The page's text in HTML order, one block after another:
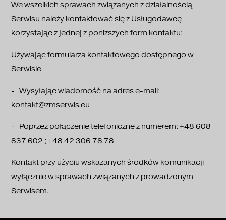
We wszelkich sprawach związanych z działalnością
Serwisu należy kontaktować się z Usługodawcę
korzystając z jednej z poniższych form kontaktu:
Używając formularza kontaktowego dostępnego w
Serwisie
- Wysyłając wiadomość na adres e-mail:
kontakt@zmserwis.eu
- Poprzez połączenie telefoniczne z numerem: +48 608
837 602 ; +48 42 306 78 78
Kontakt przy użyciu wskazanych środków komunikacji
wyłącznie w sprawach związanych z prowadzonym
Serwisem.